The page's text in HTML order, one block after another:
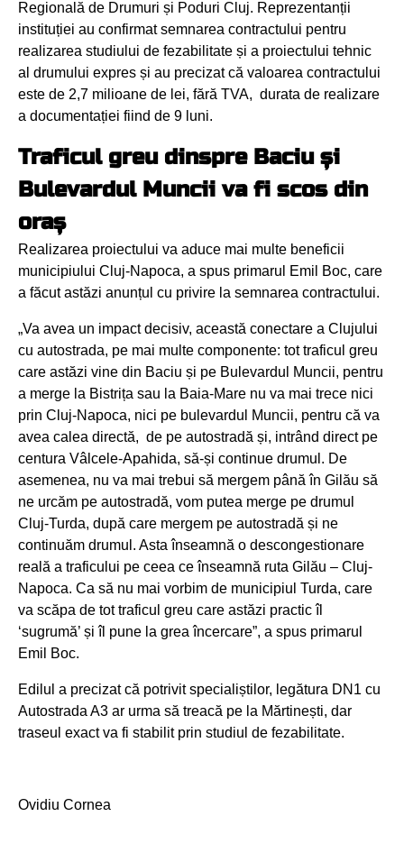
Regională de Drumuri și Poduri Cluj. Reprezentanții
instituției au confirmat semnarea contractului pentru
realizarea studiului de fezabilitate și a proiectului tehnic
al drumului expres și au precizat că valoarea contractului
este de 2,7 milioane de lei, fără TVA, durata de realizare
a documentației fiind de 9 luni.
Traficul greu dinspre Baciu și
Bulevardul Muncii va fi scos din
oraș
Realizarea proiectului va aduce mai multe beneficii
municipiului Cluj-Napoca, a spus primarul Emil Boc, care
a făcut astăzi anunțul cu privire la semnarea contractului.
„Va avea un impact decisiv, această conectare a Clujului
cu autostrada, pe mai multe componente: tot traficul greu
care astăzi vine din Baciu și pe Bulevardul Muncii, pentru
a merge la Bistrița sau la Baia-Mare nu va mai trece nici
prin Cluj-Napoca, nici pe bulevardul Muncii, pentru că va
avea calea directă, de pe autostradă și, intrând direct pe
centura Vâlcele-Apahida, să-și continue drumul. De
asemenea, nu va mai trebui să mergem până în Gilău să
ne urcăm pe autostradă, vom putea merge pe drumul
Cluj-Turda, după care mergem pe autostradă și ne
continuăm drumul. Asta înseamnă o descongestionare
reală a traficului pe ceea ce înseamnă ruta Gilău – Cluj-
Napoca. Ca să nu mai vorbim de municipiul Turda, care
va scăpa de tot traficul greu care astăzi practic îl
‘sugrumă’ și îl pune la grea încercare”, a spus primarul
Emil Boc.
Edilul a precizat că potrivit specialiștilor, legătura DN1 cu
Autostrada A3 ar urma să treacă pe la Mărtinești, dar
traseul exact va fi stabilit prin studiul de fezabilitate.
Ovidiu Cornea